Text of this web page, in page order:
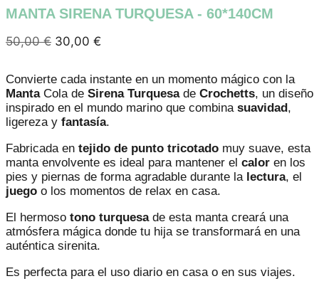
MANTA SIRENA TURQUESA - 60*140CM
50,00€ 30,00 €
Convierte cada instante en un momento mágico con la
MantaCola de Sirena Turquesade Crochetts, un diseño
inspirado en el mundo marino que combina suavidad,
ligereza y fantasía.
Fabricada en tejido de punto tricotado muy suave, esta
manta envolvente es ideal para mantener el calor en los
pies y piernas de forma agradable durante la lectura, el
juego o los momentos de relax en casa.
El hermoso tono turquesade esta manta creará una
atmósfera mágica donde tu hija se transformará en una
auténtica sirenita.
Es perfecta para el uso diario en casa o en sus viajes.